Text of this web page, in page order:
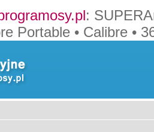
:
Portable • Calibre •